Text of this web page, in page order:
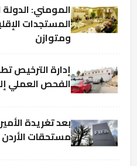
المومني: الدولة
المستجدات
ومتوازن
إدارة الترخيص
الفحص العملي
بعد تغريدة
مستحقات